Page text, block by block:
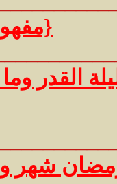
القدر
شهر